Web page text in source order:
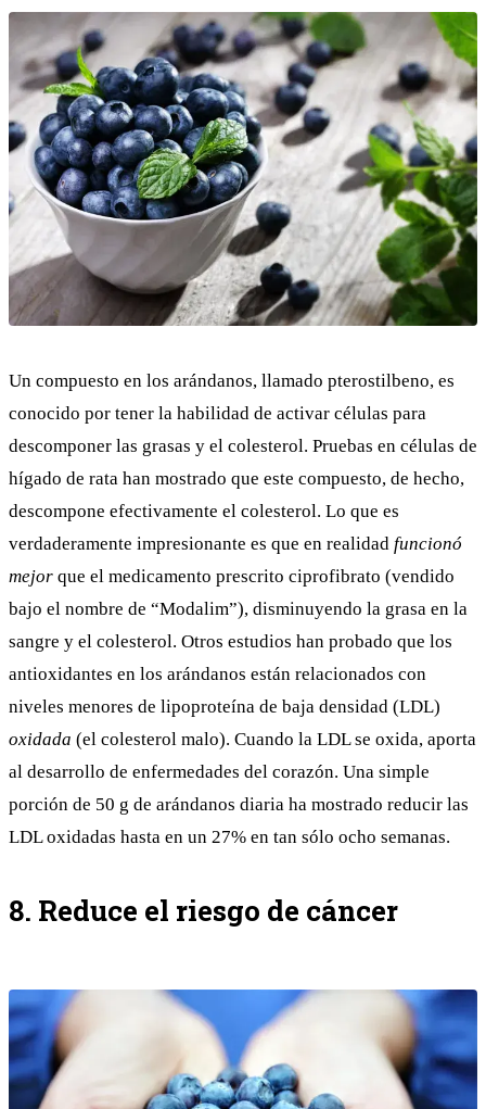
Un compuesto en los arándanos, llamado pterostilbeno, es
conocido por tener la habilidad de activar células para
descomponer las grasas y el colesterol. Pruebas en células de
hígado de rata han mostrado que este compuesto, de hecho,
descompone efectivamente el colesterol. Lo que es
verdaderamente impresionante es que en realidad funcionó
mejor que el medicamento prescrito ciprofibrato (vendido
bajo el nombre de “Modalim”), disminuyendo la grasa en la
sangre y el colesterol. Otros estudios han probado que los
antioxidantes en los arándanos están relacionados con
niveles menores de lipoproteína de baja densidad (LDL)
oxidada (el colesterol malo). Cuando la LDL se oxida, aporta
al desarrollo de enfermedades del corazón. Una simple
porción de 50 g de arándanos diaria ha mostrado reducir las
LDL oxidadas hasta en un 27% en tan sólo ocho semanas.
8. Reduce el riesgo de cáncer